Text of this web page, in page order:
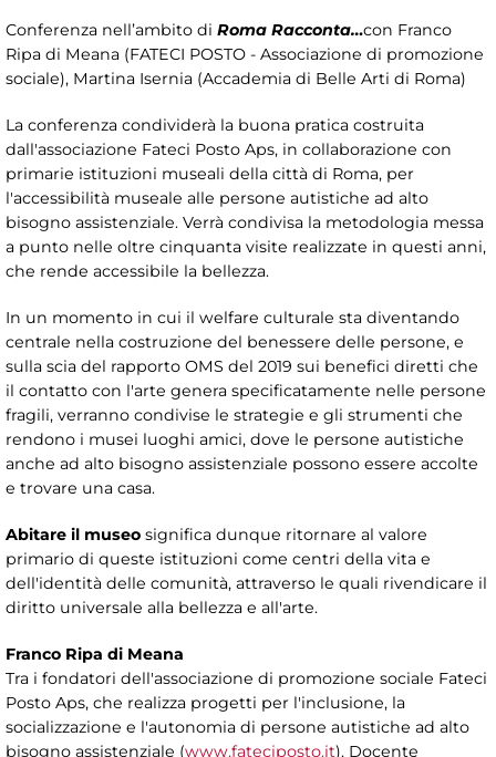
Conferenza nell’ambito di Roma Racconta…con Franco
Ripa di Meana (FATECI POSTO - Associazione di promozione
sociale), Martina Isernia (Accademia di Belle Arti di Roma)
La conferenza condividerà la buona pratica costruita
dall'associazione Fateci Posto Aps, in collaborazione con
primarie istituzioni museali della città di Roma, per
l'accessibilità museale alle persone autistiche ad alto
bisogno assistenziale. Verrà condivisa la metodologia messa
a punto nelle oltre cinquanta visite realizzate in questi anni,
che rende accessibile la bellezza.
In un momento in cui il welfare culturale sta diventando
centrale nella costruzione del benessere delle persone, e
sulla scia del rapporto OMS del 2019 sui benefici diretti che
il contatto con l'arte genera specificatamente nelle persone
fragili, verranno condivise le strategie e gli strumenti che
rendono i musei luoghi amici, dove le persone autistiche
anche ad alto bisogno assistenziale possono essere accolte
e trovare una casa.
Abitare il museo significa dunque ritornare al valore
primario di queste istituzioni come centri della vita e
dell'identità delle comunità, attraverso le quali rivendicare il
diritto universale alla bellezza e all'arte.
Franco Ripa di Meana
Tra i fondatori dell'associazione di promozione sociale Fateci
Posto Aps, che realizza progetti per l'inclusione, la
socializzazione e l'autonomia di persone autistiche ad alto
bisogno assistenziale (www.fateciposto.it). Docente